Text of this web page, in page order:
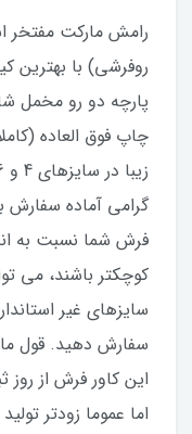
رامش مارکت مفتخر
روفرشی) با بهترین
پارچه دو رو مخمل
چاپ فوق العاده
گرامی آماده سفارش
فرش شما نسبت به
سایزهای غیر
سفارش دهید. قول ما
اما عموما زودتر